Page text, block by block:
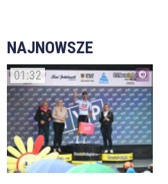
NAJNOWSZE
01:32